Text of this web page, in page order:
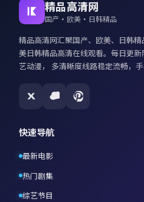
精品高清网
国产·欧美·日韩精品
精品高清网汇聚国产、欧美、日韩
美日韩精品高清在线观看。每日更
艺动漫， 多清晰度线路稳定流畅，
快速导航
最新电影
热门剧集
综艺节目